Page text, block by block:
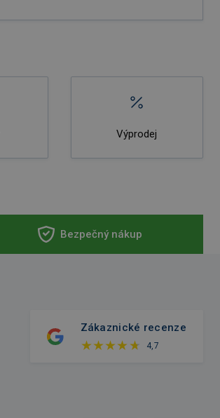
Výprodej
Bezpečný nákup
Zákaznické recenze
4,7